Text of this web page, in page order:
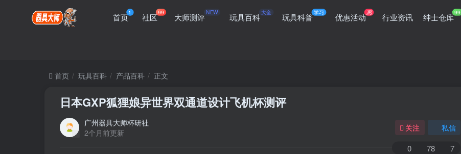
首页1 社区99 大师测评NEW 玩具百科大全 玩具科普学习 优惠活动惠 行业资讯 绅士仓库99
首页 玩具百科 产品百科 正文
日本GXP狐狸娘异世界双通道设计飞机杯测评
广州器具大师杯研社
2个月前更新
关注 私信
0 78 7